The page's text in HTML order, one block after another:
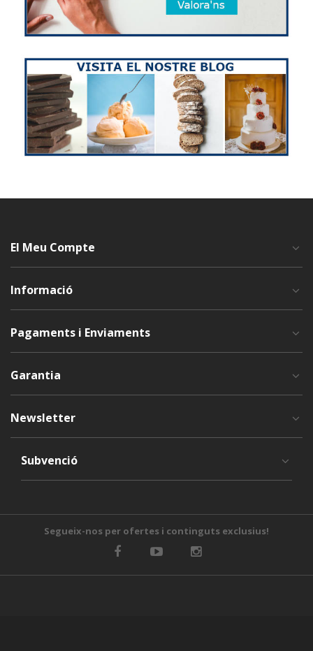
El Meu Compte
Informació
Pagaments i Enviaments
Garantia
Newsletter
Subvenció
Segueix-nos per ofertes i continguts exclusius!